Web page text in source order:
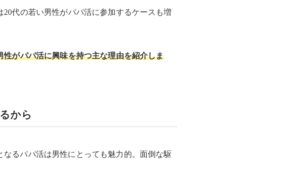
代の若い男性がパパ活に参加するケースも増
性がパパ活に興味を持つ主な理由を紹介しま
から
るパパ活は男性にとっても魅力的。面倒な駆